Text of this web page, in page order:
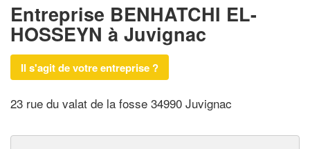
Entreprise BENHATCHI EL-
HOSSEYN à Juvignac
Il s'agit de votre entreprise ?
23 rue du valat de la fosse 34990 Juvignac